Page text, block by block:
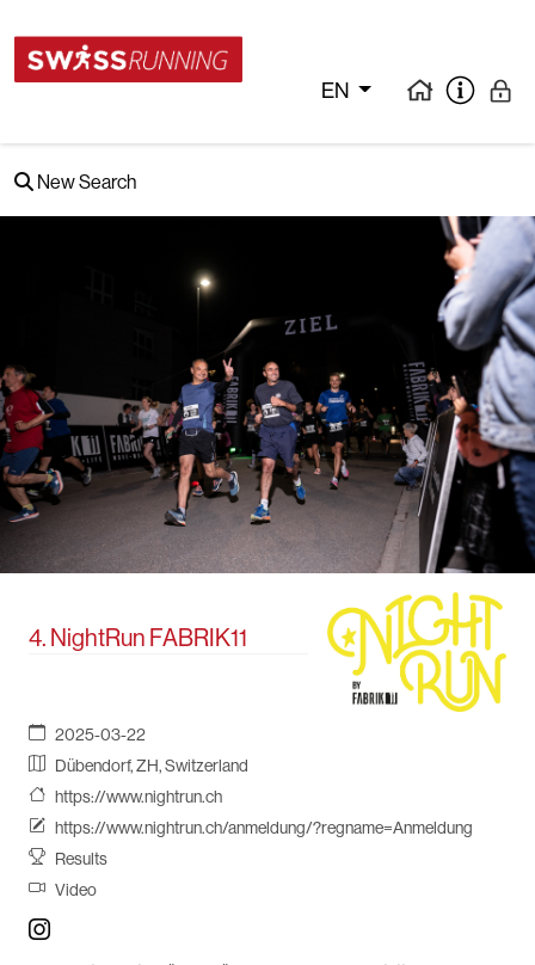
EN
New Search
4. NightRun FABRIK11
2025-03-22
Dübendorf, ZH, Switzerland
https://www.nightrun.ch
https://www.nightrun.ch/anmeldung/?regname=Anmeldung
Results
Video